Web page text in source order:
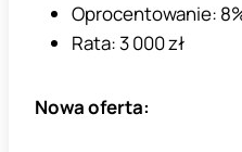
Oprocentowanie:
Rata: 3 000 zł
Nowa oferta: